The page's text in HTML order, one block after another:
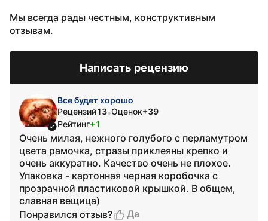
Мы всегда рады честным, конструктивным
отзывам.
Написать рецензию
Все будет хорошо
Рецензий13•Оценок+39
Рейтинг+1
Очень милая, нежного голубого с перламутром
цвета рамочка, стразы приклеяны крепко и
очень аккуратно. Качество очень не плохое.
Упаковка - картонная черная коробочка с
прозрачной пластиковой крышкой. В общем,
славная вещица)
Понравился отзыв?
Да